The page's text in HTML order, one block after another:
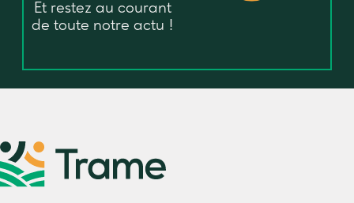
Et restez au courant
de toute notre actu !